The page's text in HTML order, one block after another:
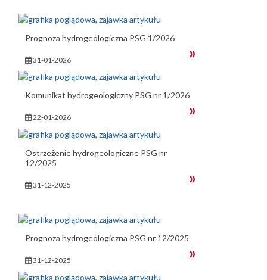
Prognoza hydrogeologiczna PSG 1/2026
31-01-2026
Komunikat hydrogeologiczny PSG nr 1/2026
22-01-2026
Ostrzeżenie hydrogeologiczne PSG nr
12/2025
31-12-2025
Prognoza hydrogeologiczna PSG nr 12/2025
31-12-2025